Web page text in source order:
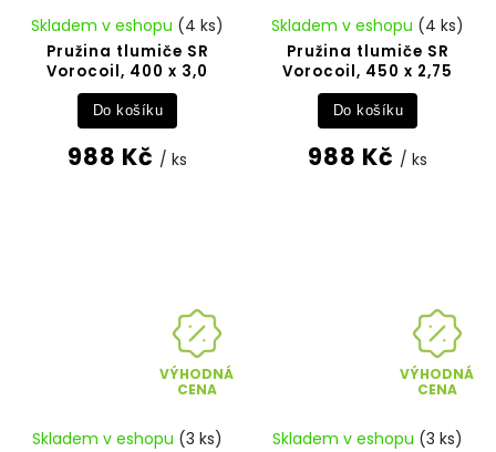
Pružina tlumiče SR
Vorocoil, 400 x 3,0
Skladem v eshopu (4 ks)
988 Kč / ks
Do košíku
Pružina tlumiče SR
Vorocoil, 450 x 2,75
Skladem v eshopu (4 ks)
988 Kč / ks
Do košíku
VÝHODNÁ
CENA
Skladem v eshopu (3 ks)
VÝHODNÁ
CENA
Skladem v eshopu (3 ks)